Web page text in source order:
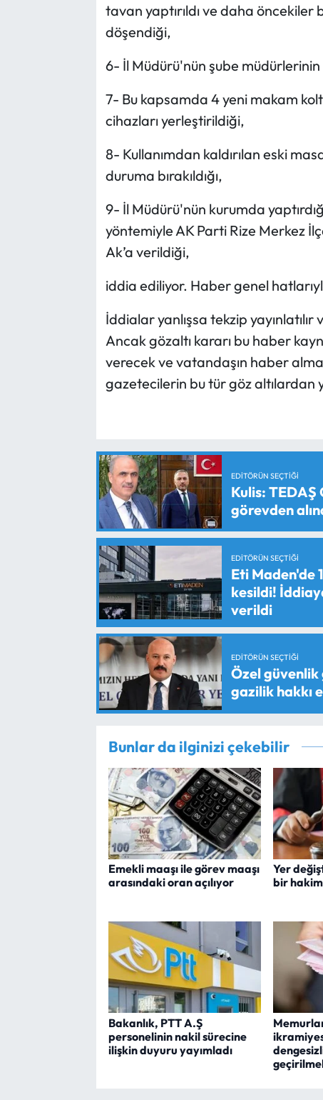
tavan yaptırıldı ve daha öncekiler
döşendiği,
6- İl Müdürü'nün şube müdürlerinin
7- Bu kapsamda 4 yeni makam
cihazları yerleştirildiği,
8- Kullanımdan kaldırılan eski
duruma bırakıldığı,
9- İl Müdürü'nün kurumda
yöntemiyle AK Parti Rize Merkez
Ak’a verildiği,
iddia ediliyor. Haber genel
İddialar yanlışsa tekzip
Ancak gözaltı kararı bu haber
verecek ve vatandaşın haber
gazetecilerin bu tür göz altılardan
EDITÖRÜN SEÇTIĞI
Kulis: TEDAŞ
görevden
EDITÖRÜN SEÇTIĞI
Eti Maden'de
kesildi!
verildi
EDITÖRÜN SEÇTIĞI
Özel
gazilik hakkı
Bunlar da ilginizi çekebilir
Emekli maaşı ile görev maaşı
arasındaki oran açılıyor
Yer
bir
Bakanlık, PTT A.Ş
personelinin nakil sürecine
ilişkin duyuru yayımladı